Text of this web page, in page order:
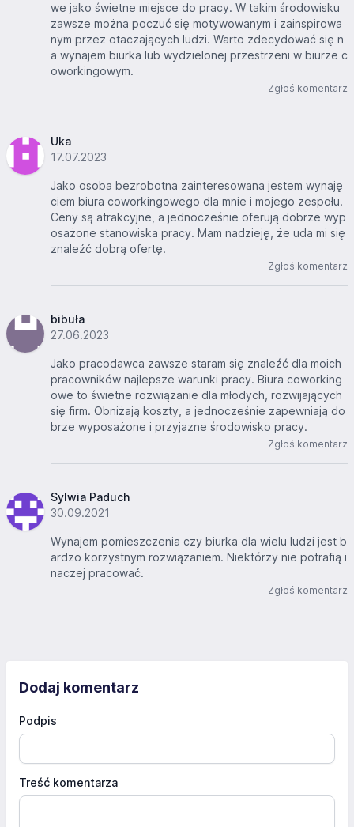
we jako świetne miejsce do pracy. W takim środowisku
zawsze można poczuć się motywowanym i zainspirowa
nym przez otaczających ludzi. Warto zdecydować się n
a wynajem biurka lub wydzielonej przestrzeni w biurze c
oworkingowym.
Zgłoś komentarz
Uka
17.07.2023
Jako osoba bezrobotna zainteresowana jestem wynaję
ciem biura coworkingowego dla mnie i mojego zespołu.
Ceny są atrakcyjne, a jednocześnie oferują dobrze wyp
osażone stanowiska pracy. Mam nadzieję, że uda mi się
znaleźć dobrą ofertę.
Zgłoś komentarz
bibuła
27.06.2023
Jako pracodawca zawsze staram się znaleźć dla moich
pracowników najlepsze warunki pracy. Biura coworking
owe to świetne rozwiązanie dla młodych, rozwijających
się firm. Obniżają koszty, a jednocześnie zapewniają do
brze wyposażone i przyjazne środowisko pracy.
Zgłoś komentarz
Sylwia Paduch
30.09.2021
Wynajem pomieszczenia czy biurka dla wielu ludzi jest b
ardzo korzystnym rozwiązaniem. Niektórzy nie potrafią i
naczej pracować.
Zgłoś komentarz
Dodaj komentarz
Podpis
Treść komentarza